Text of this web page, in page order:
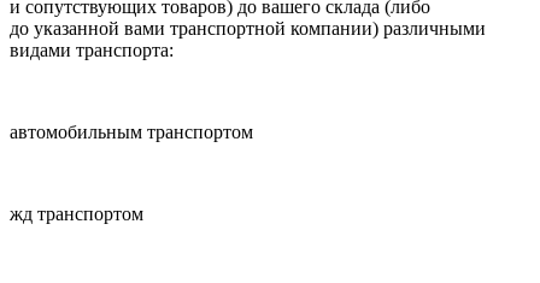
и сопутствующих товаров) до вашего склада (либо
до указанной вами транспортной компании) различными
видами транспорта:
автомобильным транспортом
жд транспортом